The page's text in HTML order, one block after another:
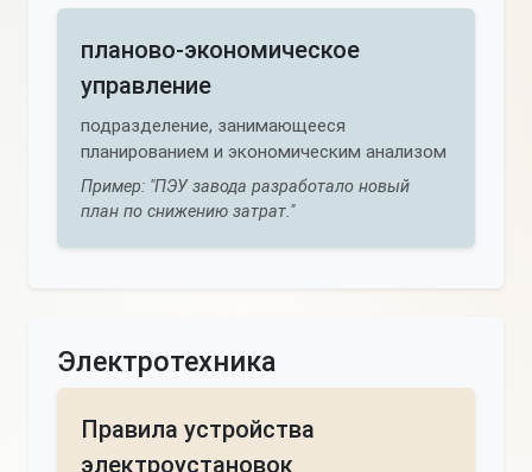
планово-экономическое
управление
подразделение, занимающееся
планированием и экономическим анализом
Пример: "ПЭУ завода разработало новый
план по снижению затрат."
Электротехника
Правила устройства
электроустановок